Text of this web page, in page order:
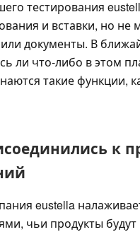
тестирования
и вставки, но не
документы. В
ли что-либо в этом
такие функции,
к
eustella
чьи продукты